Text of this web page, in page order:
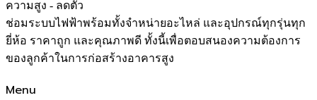
ความสูง - ลดตัว
ช่อมระบบไฟฟ้าพร้อมทั้งจำหน่ายอะไหล่ และอุปกรณ์ทุกรุ่นทุก
ยี่ห้อ ราคาถูก และคุณภาพดี ทั้งนี้เพื่อตอบสนองความต้องการ
ของลูกค้าในการก่อสร้างอาคารสูง
Menu